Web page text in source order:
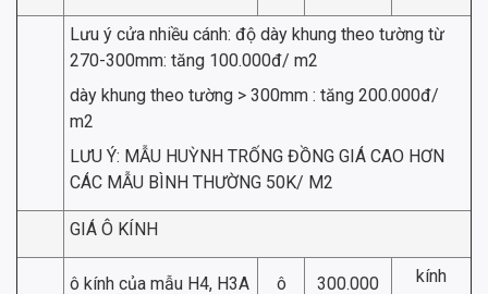
Lưu ý cửa nhiều cánh: độ dày khung theo tường từ
270-300mm: tăng 100.000đ/ m2
dày khung theo tường > 300mm : tăng 200.000đ/
m2
LƯU Ý: MẪU HUỲNH TRỐNG ĐỒNG GIÁ CAO HƠN
CÁC MẪU BÌNH THƯỜNG 50K/ M2
GIÁ Ô KÍNH
ô kính của mẫu H4, H3A ô 300.000
kính